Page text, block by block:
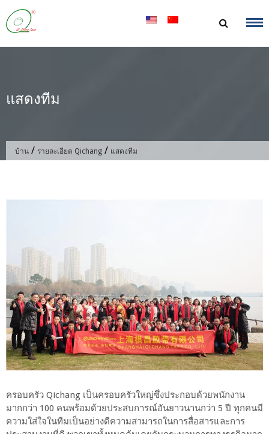
ข้าม
ไป
เนื้อหา
แสดงทีม
บ้าน / รายละเอียด Qichang / แสดงทีม
ครอบครัว Qichang เป็นครอบครัวใหญ่ซึ่งประกอบด้วยพนักงาน
มากกว่า 100 คนพร้อมด้วยประสบการณ์อันยาวนานกว่า 5 ปี ทุกคนมี
ความใส่ใจในทีมเป็นอย่างดีความสามารถในการสื่อสารและการ